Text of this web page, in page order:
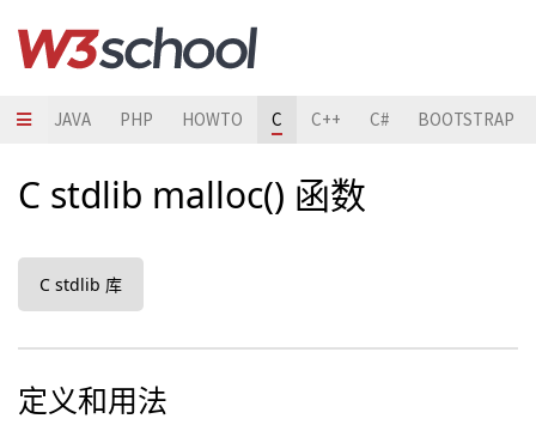
JAVA PHP HOWTO C C++ C# BOOTSTRAP
C stdlib malloc() 函数
C stdlib 库
定义和用法